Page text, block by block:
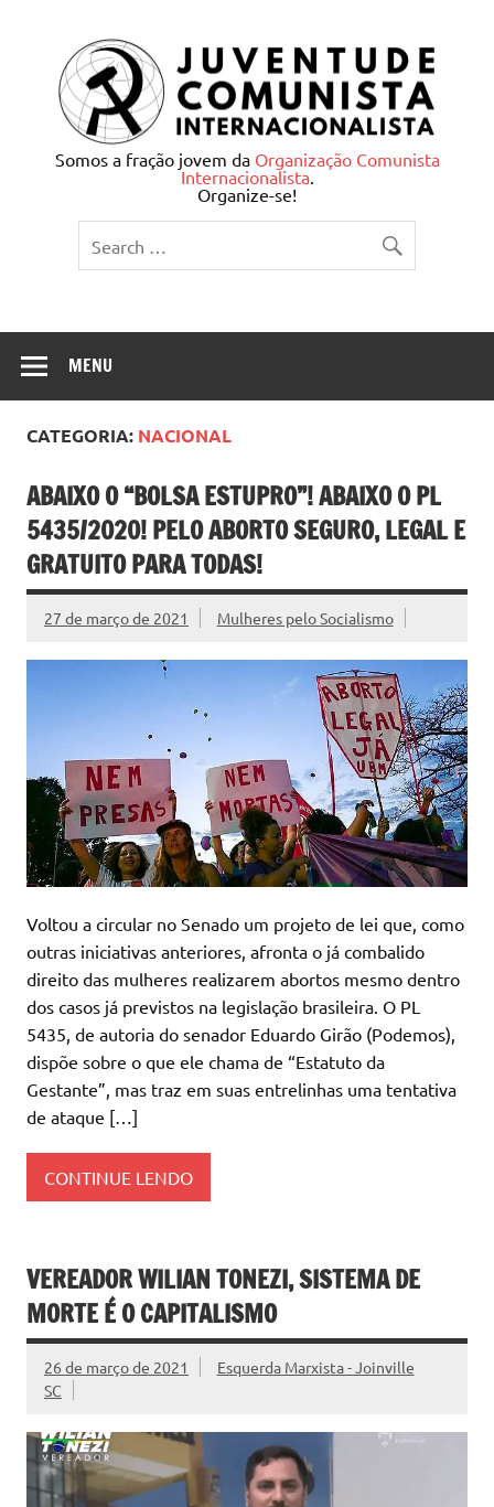
Juventude Comunista
Internacionalista
Somos a fração jovem da Organização Comunista
Internacionalista.
Organize-se!
MENU
CATEGORIA: NACIONAL
ABAIXO O “BOLSA ESTUPRO”! ABAIXO O PL
5435/2020! PELO ABORTO SEGURO, LEGAL E
GRATUITO PARA TODAS!
27 de março de 2021 Mulheres pelo Socialismo
Voltou a circular no Senado um projeto de lei que, como
outras iniciativas anteriores, afronta o já combalido
direito das mulheres realizarem abortos mesmo dentro
dos casos já previstos na legislação brasileira. O PL
5435, de autoria do senador Eduardo Girão (Podemos),
dispõe sobre o que ele chama de “Estatuto da
Gestante”, mas traz em suas entrelinhas uma tentativa
de ataque […]
CONTINUE LENDO
VEREADOR WILIAN TONEZI, SISTEMA DE
MORTE É O CAPITALISMO
26 de março de 2021
Esquerda Marxista - Joinville
SC